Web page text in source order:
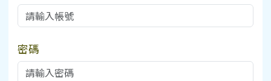
密碼